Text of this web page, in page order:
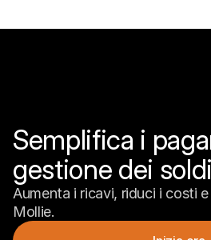
Semplifica i
gestione dei soldi
Aumenta i ricavi, riduci i costi
Mollie.